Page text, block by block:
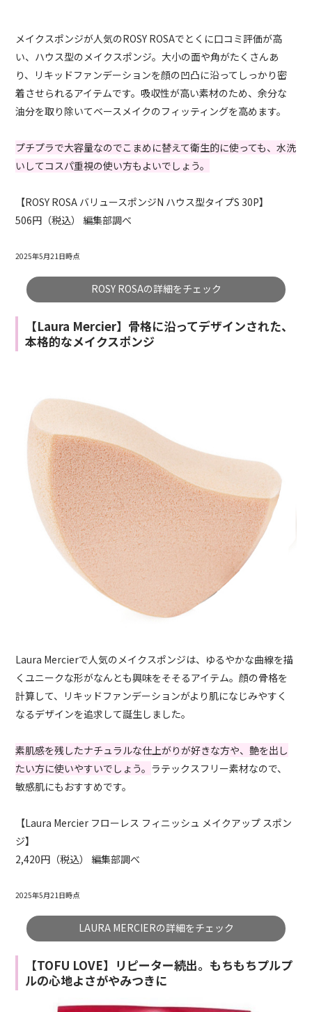
メイクスポンジが人気のROSY ROSAでとくに口コミ評価が高
い、ハウス型のメイクスポンジ。大小の面や角がたくさんあ
り、リキッドファンデーションを顔の凹凸に沿ってしっかり密
着させられるアイテムです。吸収性が高い素材のため、余分な
油分を取り除いてベースメイクのフィッティングを高めます。
プチプラで大容量なのでこまめに替えて衛生的に使っても、水洗
いしてコスパ重視の使い方もよいでしょう。
【ROSY ROSA バリュースポンジN ハウス型タイプS 30P】
506円（税込） 編集部調べ
2025年5月21日時点
ROSY ROSAの詳細をチェック
【Laura Mercier】骨格に沿ってデザインされた、
本格的なメイクスポンジ
Laura Mercierで人気のメイクスポンジは、ゆるやかな曲線を描
くユニークな形がなんとも興味をそそるアイテム。顔の骨格を
計算して、リキッドファンデーションがより肌になじみやすく
なるデザインを追求して誕生しました。
素肌感を残したナチュラルな仕上がりが好きな方や、艶を出し
たい方に使いやすいでしょう。 ラテックスフリー素材なので、
敏感肌にもおすすめです。
【Laura Mercier フローレス フィニッシュ メイクアップ スポン
ジ】
2,420円（税込） 編集部調べ
2025年5月21日時点
LAURA MERCIERの詳細をチェック
【TOFU LOVE】リピーター続出。もちもちプルプ
ルの心地よさがやみつきに